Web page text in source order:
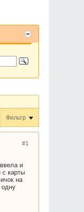
Фильтр
#1
и
с карты
на
одну